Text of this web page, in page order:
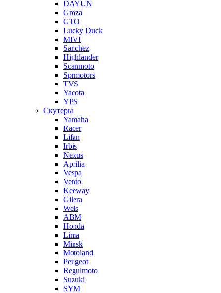
DAYUN
Groza
GTO
Lucky Duck
MIVI
Sanchez
Highlander
Scanmoto
Sprmotors
TVS
Yacota
YPS
Скутеры
Yamaha
Racer
Lifan
Irbis
Nexus
Aprilia
Vespa
Vento
Keeway
Gilera
Wels
ABM
Honda
Lima
Minsk
Motoland
Peugeot
Regulmoto
Suzuki
SYM